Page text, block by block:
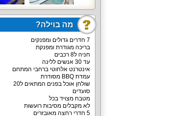
מה בוילה?
7 חדרים גדולים ומפנקים
בריכה מגודרת ומפנקת
חניה ל8 רכבים
עד 30 אנשים ללינה
אינטרנט אלחוטי ברחבי המתחם
עמדת BBQ מסודרת
שולחן אוכל בפנים המתאים ל20
סועדים
מטבח מצויד בכל
לא מקבלים מסיבות רועשות
5 חדרי רחצה מאובזרים